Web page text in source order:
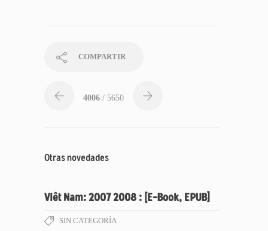
COMPARTIR
4006 / 5650
Otras novedades
Viêt Nam: 2007 2008 : [E-Book, EPUB]
SIN CATEGORÍA